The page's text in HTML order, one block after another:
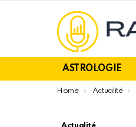
ASTROLOGIE
You are here:
Home Actualité